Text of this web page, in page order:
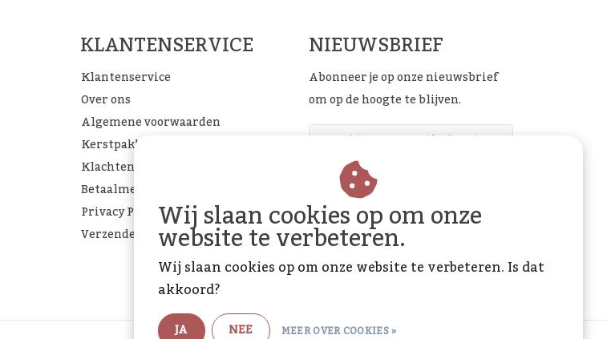
KLANTENSERVICE
Klantenservice
Over ons
Algemene voorwaarden
Kerstpakketten
Klachtenpagina
Betaalmethoden
Privacy Policy
Verzenden & retourneren
NIEUWSBRIEF
Abonneer je op onze nieuwsbrief
om op de hoogte te blijven.
ABONNEER
Wij slaan cookies op om onze
website te verbeteren.
Wij slaan cookies op om onze website te verbeteren. Is dat
akkoord?
JA NEE MEER OVER COOKIES »